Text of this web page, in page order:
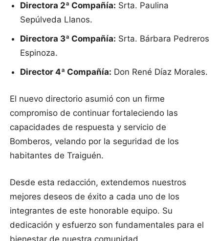
Directora 2ª Compañía: Srta. Paulina
Sepúlveda Llanos.
Directora 3ª Compañía: Srta. Bárbara Pedreros
Espinoza.
Director 4ª Compañía: Don René Díaz Morales.
El nuevo directorio asumió con un firme
compromiso de continuar fortaleciendo las
capacidades de respuesta y servicio de
Bomberos, velando por la seguridad de los
habitantes de Traiguén.
Desde esta redacción, extendemos nuestros
mejores deseos de éxito a cada uno de los
integrantes de este honorable equipo. Su
dedicación y esfuerzo son fundamentales para el